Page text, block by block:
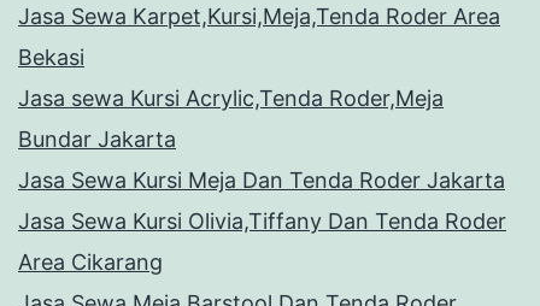
Jasa Sewa Karpet,Kursi,Meja,Tenda Roder Area
Bekasi
Jasa sewa Kursi Acrylic,Tenda Roder,Meja
Bundar Jakarta
Jasa Sewa Kursi Meja Dan Tenda Roder Jakarta
Jasa Sewa Kursi Olivia,Tiffany Dan Tenda Roder
Area Cikarang